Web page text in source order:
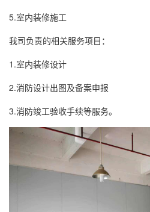
5.室内装修施工
我司负责的相关服务项目：
1.室内装修设计
2.消防设计出图及备案申报
3.消防竣工验收手续等服务。